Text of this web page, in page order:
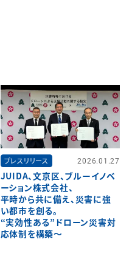
プレスリリース 2026.01.27
JUIDA、文京区、ブルーイノベ
ーション株式会社、
平時から共に備え、災害に強
い都市を創る。
“実効性ある”ドローン災害対
応体制を構築～